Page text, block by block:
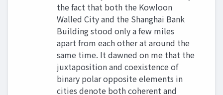
the fact that both the Kowloon
Walled City and the Shanghai Bank
Building stood only a few miles
apart from each other at around the
same time. It dawned on me that the
juxtaposition and coexistence of
binary polar opposite elements in
cities denote both coherent and